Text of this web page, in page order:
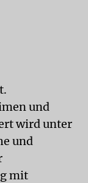
und
wird unter
und
mit